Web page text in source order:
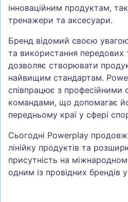
інноваційним продуктам,
тренажери та аксесуари.
Бренд відомий своєю
та використання передових
дозволяє створювати
найвищим стандартам.
співпрацює з професійними
командами, що допомагає
передньому краї у сфері
Сьогодні Powerplay
лінійку продуктів та
присутність на
одним із провідних брендів у